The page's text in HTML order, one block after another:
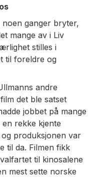
ganger bryter,
mange av i Liv
stilles i
til foreldre og
andre
det ble satset
jobbet på mange
rekke kjente
produksjonen var
til da. Filmen fikk
til kinosalene
mest sette norske